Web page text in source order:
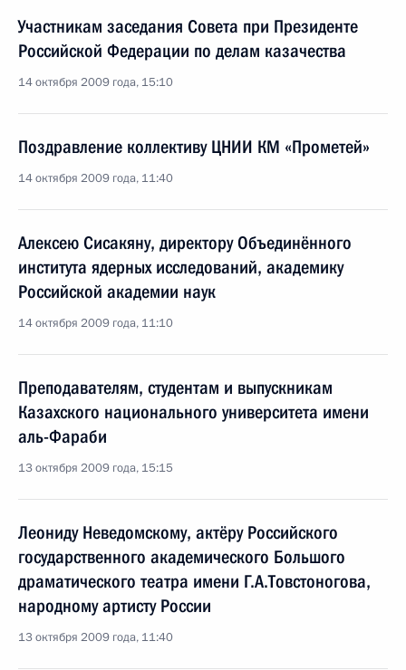
Участникам заседания Совета при Президенте
Российской Федерации по делам казачества
14 октября 2009 года, 15:10
Поздравление коллективу ЦНИИ КМ «Прометей»
14 октября 2009 года, 11:40
Алексею Сисакяну, директору Объединённого
института ядерных исследований, академику
Российской академии наук
14 октября 2009 года, 11:10
Преподавателям, студентам и выпускникам
Казахского национального университета имени
аль-Фараби
13 октября 2009 года, 15:15
Леониду Неведомскому, актёру Российского
государственного академического Большого
драматического театра имени Г.А.Товстоногова,
народному артисту России
13 октября 2009 года, 11:40